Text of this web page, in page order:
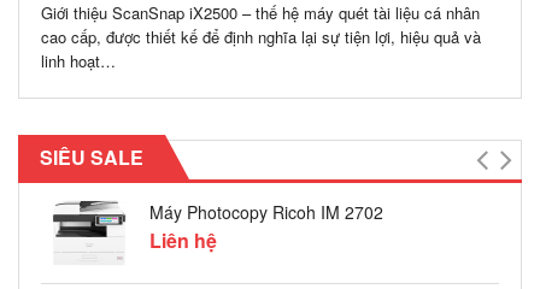
Giới thiệu ScanSnap iX2500 – thế hệ máy quét tài liệu cá nhân
cao cấp, được thiết kế để định nghĩa lại sự tiện lợi, hiệu quả và
linh hoạt…
Cho
SIÊU SALE
Máy Photocopy Ricoh IM 2702
Liên hệ